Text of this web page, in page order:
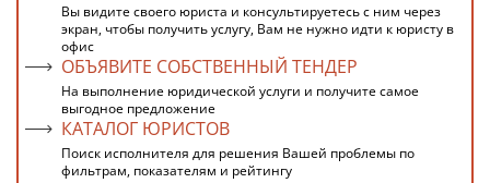
Вы видите своего юриста и консультируетесь с ним через
экран, чтобы получить услугу, Вам не нужно идти к юристу в
офис
ОБЪЯВИТЕ СОБСТВЕННЫЙ ТЕНДЕР
На выполнение юридической услуги и получите самое
выгодное предложение
КАТАЛОГ ЮРИСТОВ
Поиск исполнителя для решения Вашей проблемы по
фильтрам, показателям и рейтингу